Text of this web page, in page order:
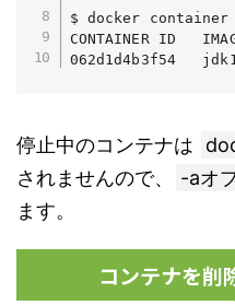
$ docker
CONTAINER ID
062d1d4b3f54
停止中のコンテナは
されませんので、
-aオ
ます。
コンテナを